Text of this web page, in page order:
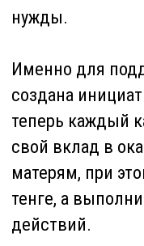
Многим из нас всегда
благотворительная
крупные суммы,
перечислить человек.
Как это сделать?